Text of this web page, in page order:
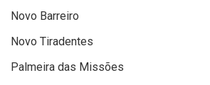
Novo Barreiro
Novo Tiradentes
Palmeira das Missões